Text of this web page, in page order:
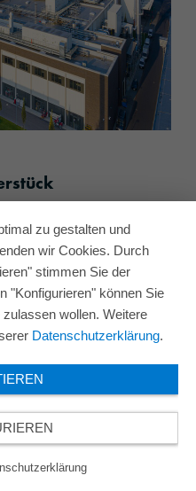
zu gestalten und
wir Cookies. Durch
stimmen Sie der
"Konfigurieren" können Sie
wollen. Weitere
Datenschutzerklärung.